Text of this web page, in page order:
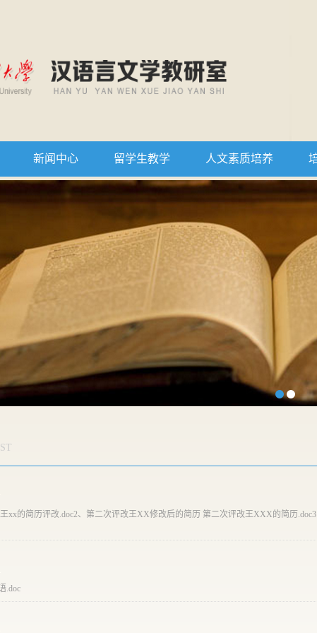
新闻中心 留学生教学 人文素质培养
xx的简历评改.doc2、第二次评改王XX修改后的简历 第二次评改王XXX的简历
.doc